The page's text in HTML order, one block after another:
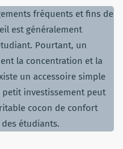
fréquents et fins de
est généralement
Pourtant, un
la concentration et la
un accessoire simple
petit investissement peut
cocon de confort
étudiants.